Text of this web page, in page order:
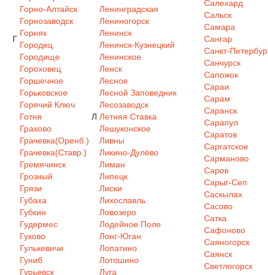
Г
Горно-Алтайск
Горнозаводск
Горняк
Городец
Городище
Гороховец
Горшечное
Горьковское
Горячий Ключ
Готня
Грахово
Грачевка(Оренб.)
Грачевка(Ставр.)
Гремячинск
Грозный
Грязи
Губаха
Губкин
Гудермес
Гуково
Гулькевичи
Гуниб
Гурьевск
Л
Ленинградская
Лениногорск
Ленинск
Ленинск-Кузнецкий
Ленинское
Ленск
Лесное
Лесной Заповедник
Лесозаводск
Летняя Ставка
Лешуконское
Ливны
Ликино-Дулёво
Лиман
Липецк
Лиски
Лихославль
Ловозеро
Лодейное Поле
Лонг-Юган
Лопатино
Лотошино
Луга
Салехард
Сальск
Самара
Сангар
Санкт-
Санчурск
Сапожок
Сараи
Сарам
Саранск
Сарапул
Саратов
Саргатское
Сарманово
Саров
Сарыг-Сеп
Саскылах
Сасово
Сатка
Сафоново
Саяногорск
Саянск
Светлогорск